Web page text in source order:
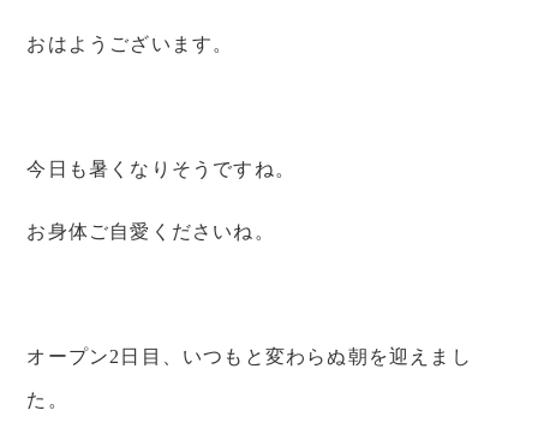
おはようございます。
今日も暑くなりそうですね。
お身体ご自愛くださいね。
オープン2日目、いつもと変わらぬ朝を迎えまし
た。